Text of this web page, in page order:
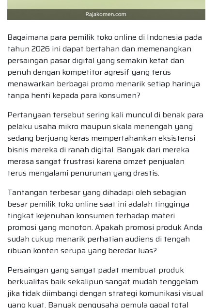
Bagaimana para pemilik toko online di Indonesia pada
tahun 2026 ini dapat bertahan dan memenangkan
persaingan pasar digital yang semakin ketat dan
penuh dengan kompetitor agresif yang terus
menawarkan berbagai promo menarik setiap harinya
tanpa henti kepada para konsumen?
Pertanyaan tersebut sering kali muncul di benak para
pelaku usaha mikro maupun skala menengah yang
sedang berjuang keras mempertahankan eksistensi
bisnis mereka di ranah digital. Banyak dari mereka
merasa sangat frustrasi karena omzet penjualan
terus mengalami penurunan yang drastis.
Tantangan terbesar yang dihadapi oleh sebagian
besar pemilik toko online saat ini adalah tingginya
tingkat kejenuhan konsumen terhadap materi
promosi yang monoton. Apakah promosi produk Anda
sudah cukup menarik perhatian audiens di tengah
ribuan konten serupa yang beredar luas?
Persaingan yang sangat padat membuat produk
berkualitas baik sekalipun sangat mudah tenggelam
jika tidak diimbangi dengan strategi komunikasi visual
yang kuat. Banyak pengusaha pemula gagal total